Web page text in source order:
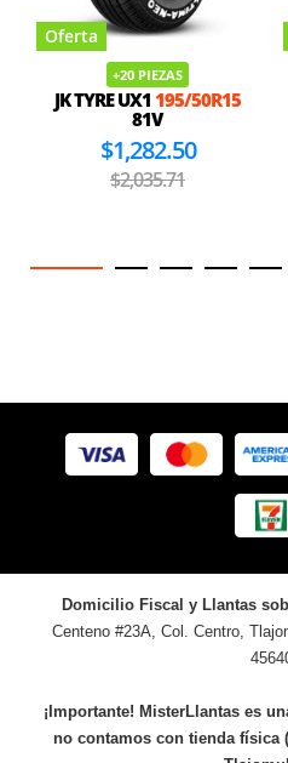
Oferta
+20 PIEZAS
JK TYRE UX1 195/50R15
81V
$1,282.50
$2,035.71
Domicilio Fiscal y Llantas
Centeno #23A, Col. Centro,
¡Importante! MisterLlantas es
no contamos con tienda física